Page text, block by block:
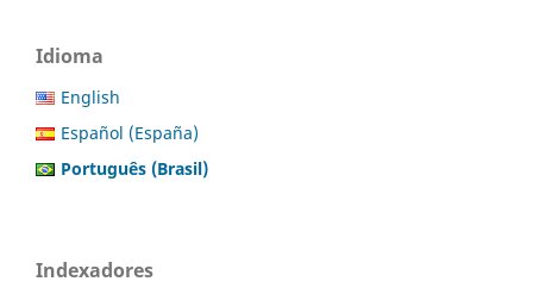
Idioma
English
Español (España)
Português (Brasil)
Indexadores